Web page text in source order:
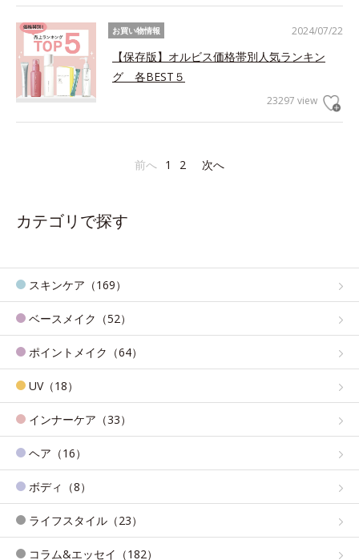
2024/07/22
お買い物情報
【保存版】オルビス価格帯別人気ランキン
グ 各BEST５
23297 view
前へ 1 2 次へ
カテゴリで探す
スキンケア（169）
ベースメイク（52）
ポイントメイク（64）
UV（18）
インナーケア（33）
ヘア（16）
ボディ（8）
ライフスタイル（23）
コラム&エッセイ（182）